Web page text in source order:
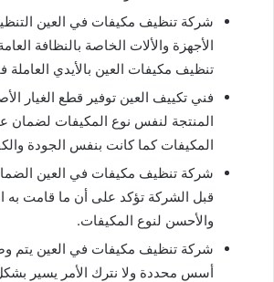
شركة تنظيف مكيفات في العين
الأجهزة والألات الخاصة بالنظافة
تنظيف مكيفات العين بالأيدي العاملة
فني تكييف العين توفير قطع الغيار
المنتجة لنفس نوع المكيفات لضمان
المكيفات كما كانت بنفس الجودة
شركة تنظيف مكيفات في العين
قبل الشركة تؤكد على أن ما قامت به
والأحسن لنوع المكيفات.
شركة تنظيف مكيفات في العين يتم
أسس محددة ولا نترك الأمر يسير